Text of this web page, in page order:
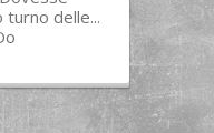
turno delle...